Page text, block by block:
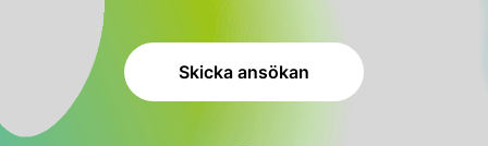
Skicka ansökan